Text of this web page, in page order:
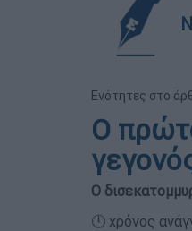
Ενότητες στο
Ο
Ο
🕛 χρόνος